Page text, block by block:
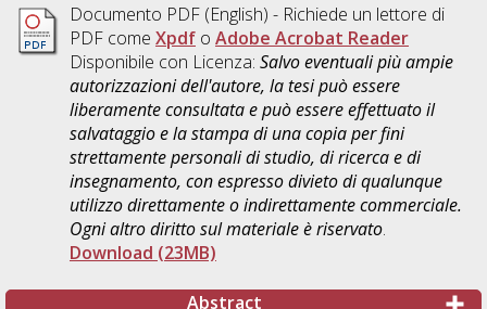
Documento PDF(English) - Richiede un lettore di
PDF come Xpdfo Adobe Acrobat Reader
Disponibile con Licenza: Salvo eventuali più ampie
autorizzazioni dell'autore, la tesi può essere
liberamente consultata e può essere effettuato il
salvataggio e la stampa di una copia per fini
strettamente personali di studio, di ricerca e di
insegnamento, con espresso divieto di qualunque
utilizzo direttamente o indirettamente commerciale.
Ogni altro diritto sul materiale è riservato.
Download (23MB)
Abstract